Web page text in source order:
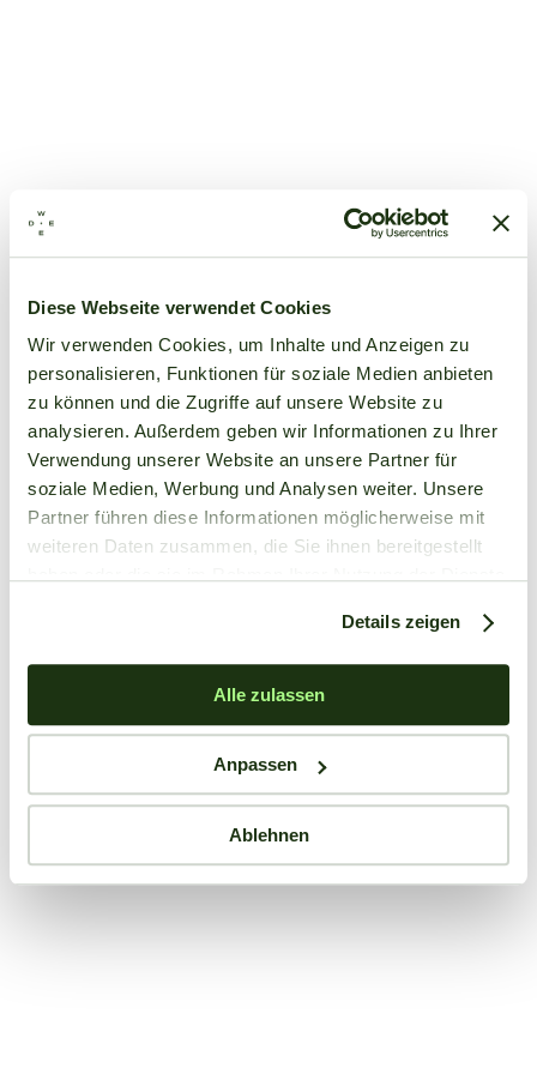
Diese Webseite verwendet Cookies
Wir verwenden Cookies, um Inhalte und Anzeigen zu
personalisieren, Funktionen für soziale Medien anbieten
zu können und die Zugriffe auf unsere Website zu
analysieren. Außerdem geben wir Informationen zu Ihrer
Verwendung unserer Website an unsere Partner für
soziale Medien, Werbung und Analysen weiter. Unsere
Partner führen diese Informationen möglicherweise mit
weiteren Daten zusammen, die Sie ihnen bereitgestellt
Details zeigen
Alle zulassen
Anpassen
Ablehnen